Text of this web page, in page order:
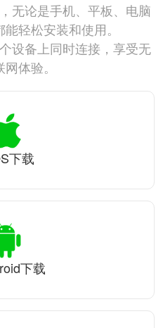
无论是手机、平板、电脑
轻松安装和使用。
设备上同时连接，享受无
体验。
下载
下载